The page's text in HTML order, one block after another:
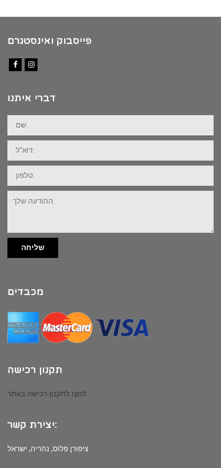
פייסבוק ואינסטגרם
דברי איתנו
שם:
דוא"ל:
טלפון:
ההודעה
שלך:
שליחה
מכבדים
תקנון רכישה
לחצו לתקנון רכישה באתר
יצירת קשר:
ציפורן פלוס, נהריה, ישראל